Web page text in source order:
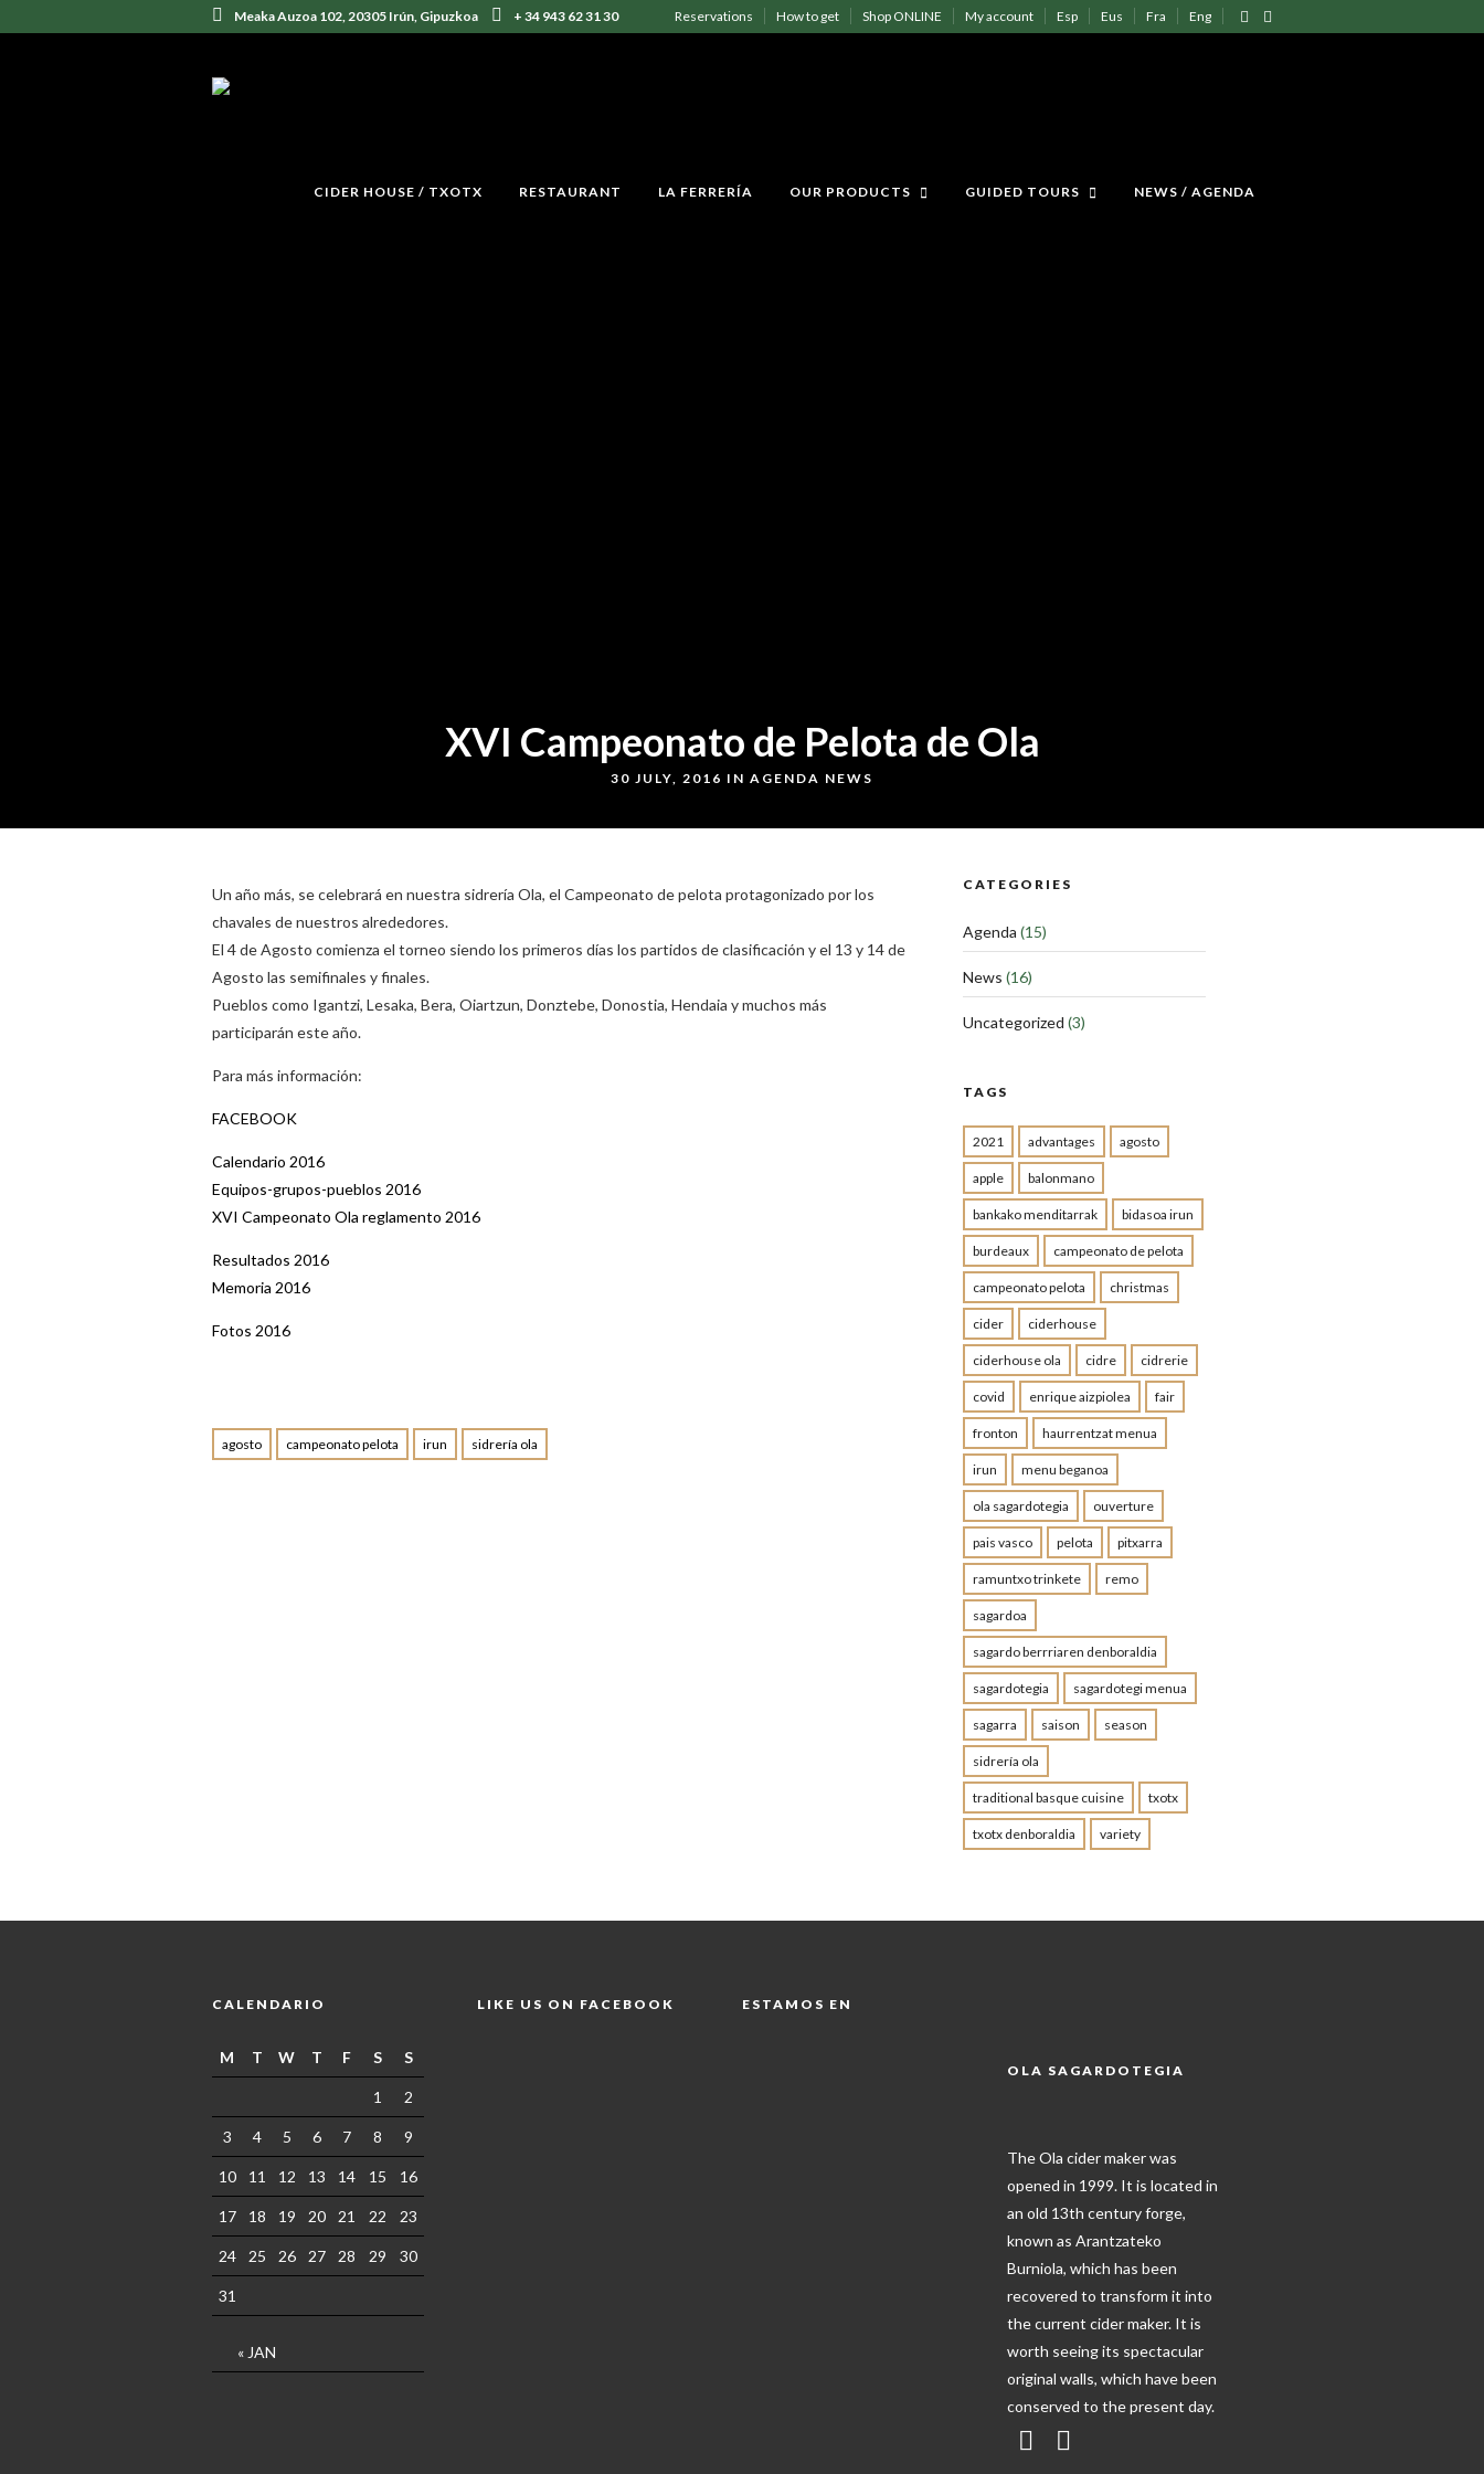
Reservations How to get Shop ONLINE My account Esp Eus Fra Eng
Meaka Auzoa 102, 20305 Irún, Gipuzkoa + 34 943 62 31 30
CIDER HOUSE / TXOTX RESTAURANT LA FERRERÍA OUR PRODUCTS GUIDED TOURS NEWS / AGENDA
XVI Campeonato de Pelota de Ola
30 JULY, 2016 IN AGENDA NEWS
Un año más, se celebrará en nuestra sidrería Ola, el Campeonato de pelota protagonizado por los
chavales de nuestros alrededores.
El 4 de Agosto comienza el torneo siendo los primeros días los partidos de clasificación y el 13 y 14 de
Agosto las semifinales y finales.
Pueblos como Igantzi, Lesaka, Bera, Oiartzun, Donztebe, Donostia, Hendaia y muchos más
participarán este año.
Para más información:
FACEBOOK
Calendario 2016
Equipos-grupos-pueblos 2016
XVI Campeonato Ola reglamento 2016
Resultados 2016
Memoria 2016
Fotos 2016
agosto campeonato pelota irun sidrería ola
CATEGORIES
Agenda (15)
News (16)
Uncategorized (3)
TAGS
2021 advantages agosto
apple balonmano
bankako menditarrak bidasoa irun
burdeaux campeonato de pelota
campeonato pelota christmas
cider ciderhouse
ciderhouse ola cidre cidrerie
covid enrique aizpiolea fair
fronton haurrentzat menua
irun menu beganoa
ola sagardotegia ouverture
pais vasco pelota pitxarra
ramuntxo trinkete remo
sagardoa
sagardo berrriaren denboraldia
sagardotegia sagardotegi menua
sagarra saison season
sidrería ola
traditional basque cuisine txotx
txotx denboraldia variety
CALENDARIO
M T W T F S S
« JAN
1 2
3 4 5 6 7 8 9
10 11 12 13 14 15 16
17 18 19 20 21 22 23
24 25 26 27 28 29 30
31
LIKE US ON FACEBOOK ESTAMOS EN
OLA SAGARDOTEGIA
The Ola cider maker was
opened in 1999. It is located in
an old 13th century forge,
known as Arantzateko
Burniola, which has been
recovered to transform it into
the current cider maker. It is
worth seeing its spectacular
original walls, which have been
conserved to the present day.